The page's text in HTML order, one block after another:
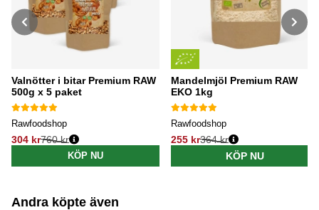
Valnötter i bitar Premium RAW
500g x 5 paket
Rawfoodshop
304 kr
Ordinarie pris:
760 kr
KÖP NU
Mandelmjöl Premium RAW
EKO 1kg
Rawfoodshop
255 kr
Ordinarie pris:
364 kr
KÖP NU
Andra köpte även